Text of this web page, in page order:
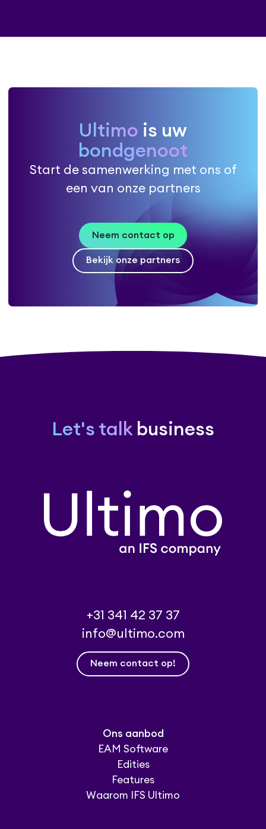
Ultimo is uw
bondgenoot
Start de samenwerking met ons of
een van onze partners
Neem contact op
Bekijk onze partners
Let's talk business
+31 341 42 37 37
info@ultimo.com
Neem contact op!
Ons aanbod
EAM Software
Edities
Features
Waarom IFS Ultimo